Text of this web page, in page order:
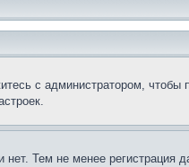
с администратором, чтобы
Тем не менее регистрация